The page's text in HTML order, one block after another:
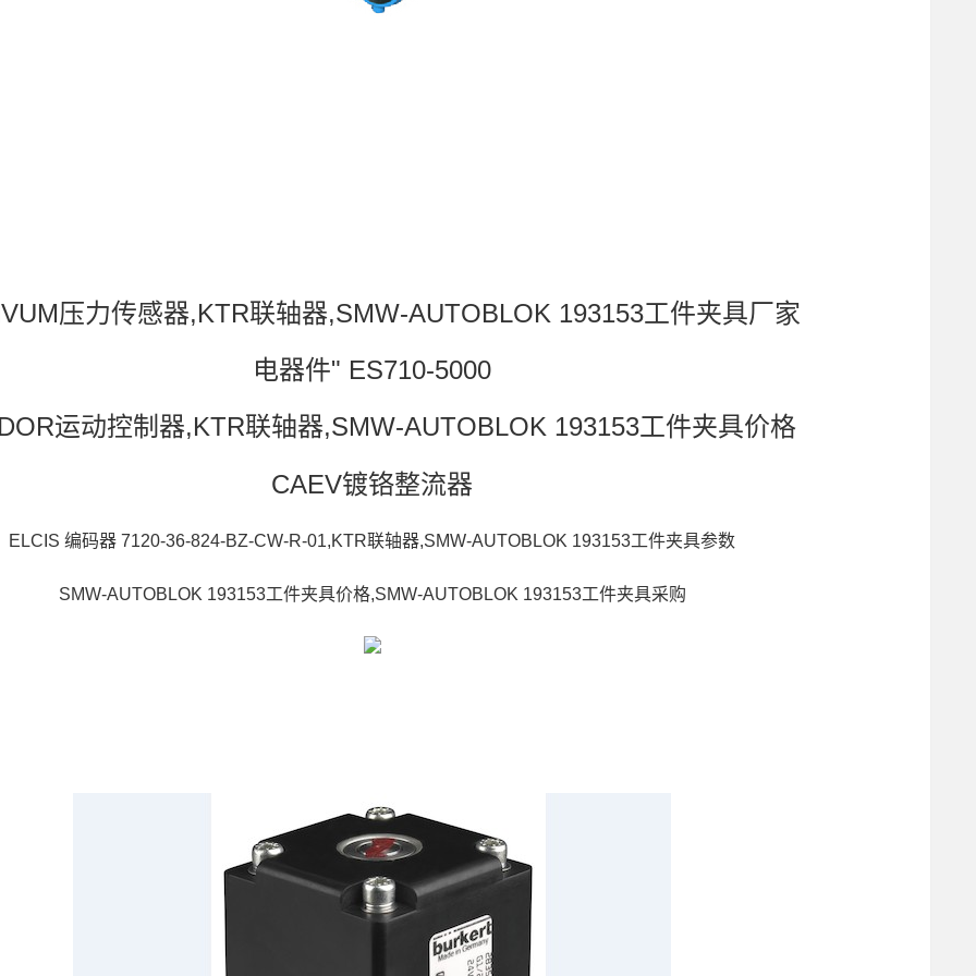
压力传感器,KTR联轴器,SMW-AUTOBLOK 193153工件夹具厂家
电器件" ES710-5000
运动控制器,KTR联轴器,SMW-AUTOBLOK 193153工件夹具价格
CAEV镀铬整流器
ELCIS 编码器 7120-36-824-BZ-CW-R-01,KTR联轴器,SMW-AUTOBLOK 193153工件夹具参数
SMW-AUTOBLOK 193153工件夹具价格,SMW-AUTOBLOK 193153工件夹具采购